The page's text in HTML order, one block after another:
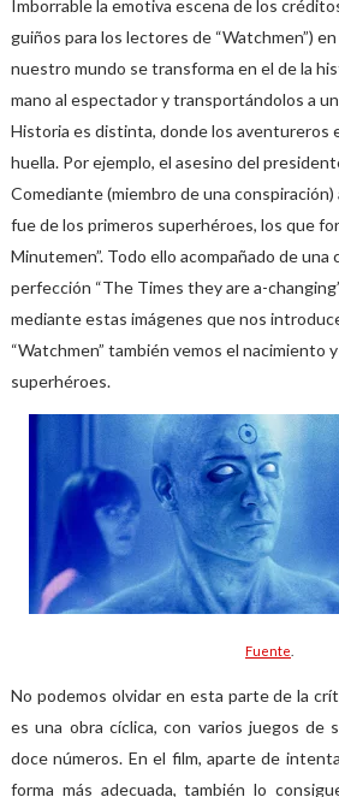
Imborrable la emotiva escena de los
guiños para los lectores de “Watchmen”)
nuestro mundo se transforma en el de la
mano al espectador y transportándolos a
Historia es distinta, donde los aventureros
huella. Por ejemplo, el asesino del
Comediante (miembro de una
fue de los primeros superhéroes, los que
Minutemen”. Todo ello acompañado de una
perfección “The Times they are a-
mediante estas imágenes que nos
“Watchmen” también vemos el nacimiento
superhéroes.
Fuente
No podemos olvidar en esta parte de la
es una obra cíclica, con varios juegos de
doce números. En el film, aparte de
forma más adecuada, también lo